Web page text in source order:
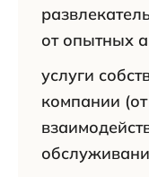
от опытных
услуги
компании